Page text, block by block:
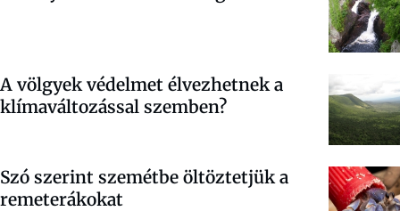
A völgyek védelmet élvezhetnek a
klímaváltozással szemben?
Szó szerint szemétbe öltöztetjük a
remeterákokat